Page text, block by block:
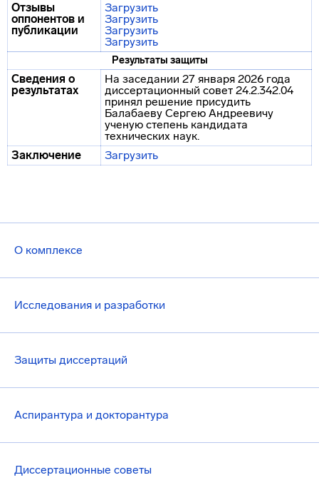
О комплексе
Исследования и разработки
Защиты диссертаций
Аспирантура и докторантура
Диссертационные советы
Отзывы
оппонентов и
публикации
Загрузить
Загрузить
Загрузить
Загрузить
Результаты защиты
Сведения о
результатах
На заседании 27 января 2026 года
диссертационный совет 24.2.342.04
принял решение присудить
Балабаеву Сергею Андреевичу
ученую степень кандидата
технических наук.
Заключение
Загрузить